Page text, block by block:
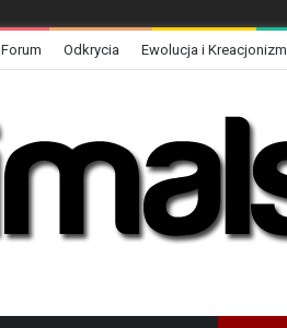
Forum Odkrycia Ewolucja i Kreacjonizm